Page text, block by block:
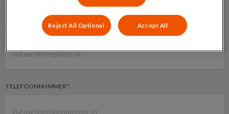
WOONPLAATS*:
TELEFOONNUMMER*:
Reject All Optional Accept All